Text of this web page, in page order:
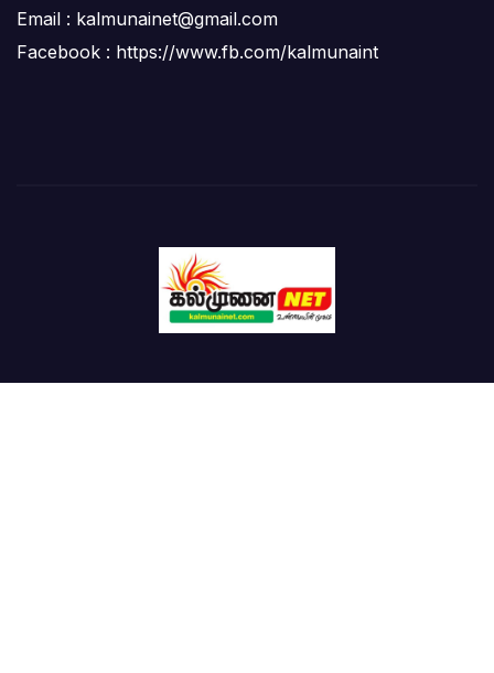
Email : kalmunainet@gmail.com
Facebook : https://www.fb.com/kalmunaint